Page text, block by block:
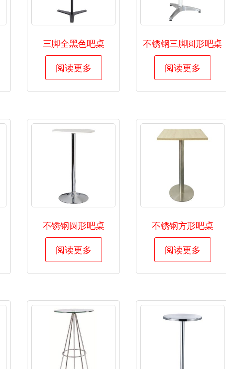
三脚全黑色吧桌
阅读更多
不锈钢三脚圆形吧桌
阅读更多
不锈钢圆形吧桌
阅读更多
不锈钢方形吧桌
阅读更多